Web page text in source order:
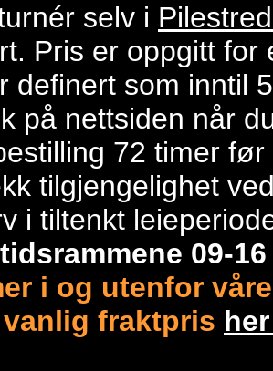
selv i
Pris er oppgitt
definert som inntil
på nettsiden når
72 timer
tilgjengelighet
i tiltenkt
09-
i og utenfor
fraktpris